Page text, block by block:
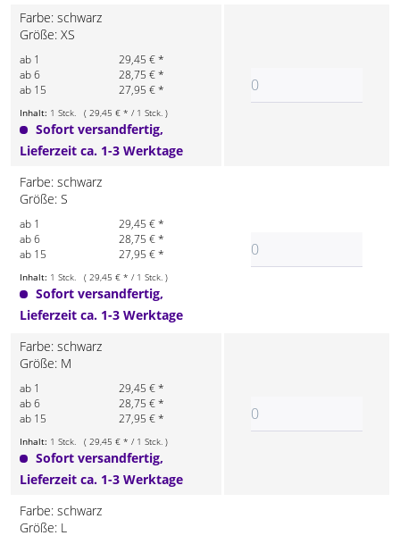
Farbe: schwarz
Größe: XS
ab 1
29,45 € *
ab 6
28,75 € *
ab 15
27,95 € *
Inhalt: 1 Stck. ( 29,45 € * / 1 Stck. )
Sofort versandfertig,
Lieferzeit ca. 1-3 Werktage
Farbe: schwarz
Größe: S
ab 1
29,45 € *
ab 6
28,75 € *
ab 15
27,95 € *
Inhalt: 1 Stck. ( 29,45 € * / 1 Stck. )
Sofort versandfertig,
Lieferzeit ca. 1-3 Werktage
Farbe: schwarz
Größe: M
ab 1
29,45 € *
ab 6
28,75 € *
ab 15
27,95 € *
Inhalt: 1 Stck. ( 29,45 € * / 1 Stck. )
Sofort versandfertig,
Lieferzeit ca. 1-3 Werktage
Farbe: schwarz
Größe: L